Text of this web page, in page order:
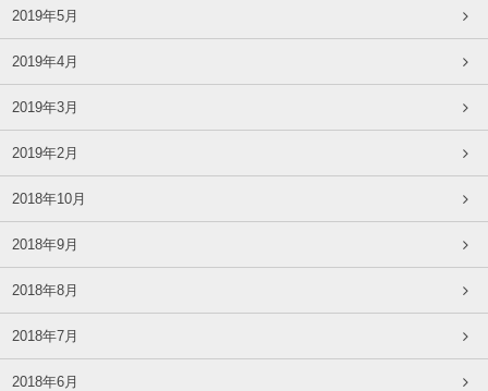
2019年5月
2019年4月
2019年3月
2019年2月
2018年10月
2018年9月
2018年8月
2018年7月
2018年6月